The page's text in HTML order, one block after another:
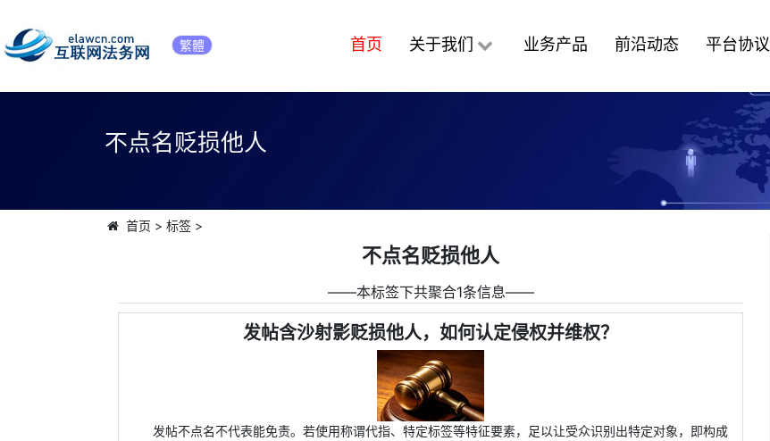
繁體 首页 关于我们 业务产品 前沿动态 平台协议
不点名贬损他人
首页 > 标签>
不点名贬损他人
――本标签下共聚合1条信息――
发帖含沙射影贬损他人，如何认定侵权并维权？
发帖不点名不代表能免责。若使用称谓代指、特定标签等特征要素，足以让受众识别出特定对象，即构成